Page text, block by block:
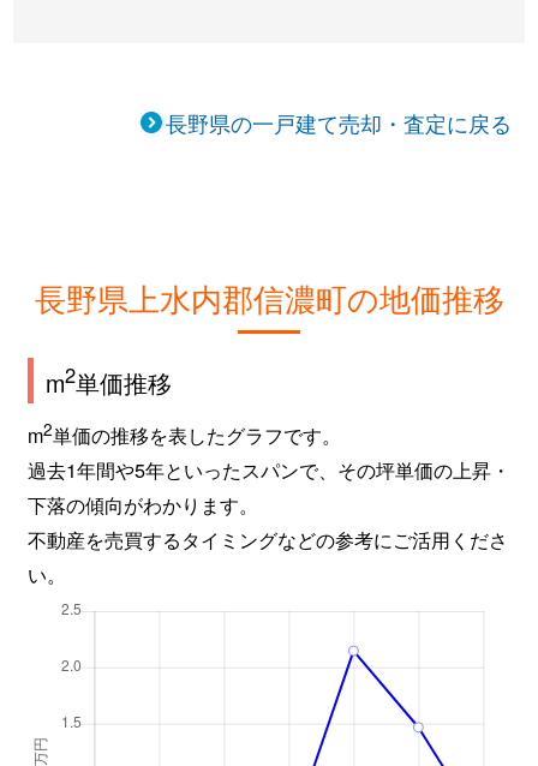
長野県の一戸建て売却・査定に戻る
長野県上水内郡信濃町の地価推移
m2単価推移
m2単価の推移を表したグラフです。
過去1年間や5年といったスパンで、その坪単価の上昇・
下落の傾向がわかります。
不動産を売買するタイミングなどの参考にご活用くださ
い。